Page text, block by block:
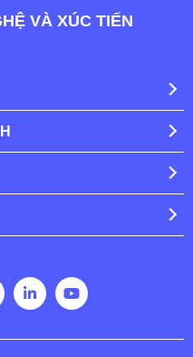
VÀ XÚC TIẾN